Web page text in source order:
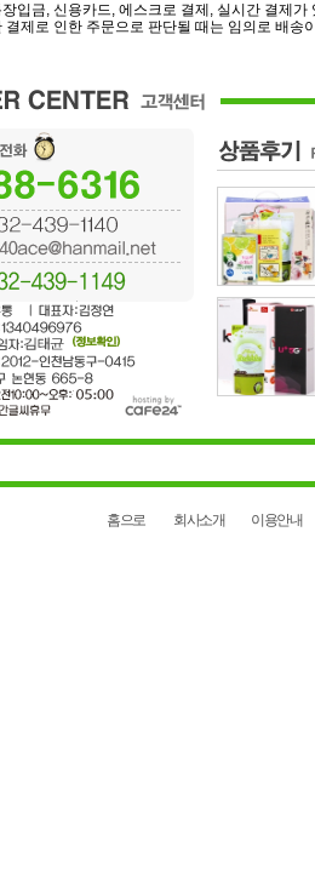
입금, 신용카드, 에스크로 결제, 실시간 결제가
결제로 인한 주문으로 판단될 때는 임의로 배송
홈으로 회사소개 이용안내